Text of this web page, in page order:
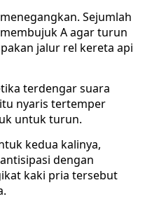
Sejumlah
A agar turun
jalur rel kereta api
terdengar suara
nyaris tertemper
untuk turun.
kedua kalinya,
dengan
kaki pria tersebut